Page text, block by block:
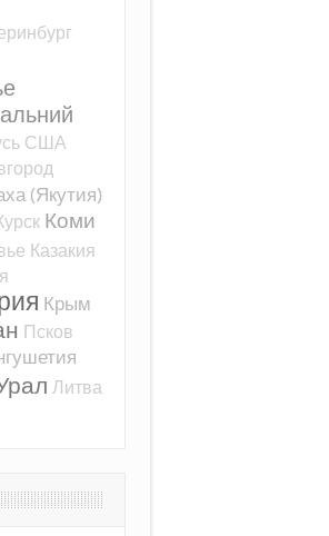
США
(Якутия)
Коми
Казакия
Крым
Псков
Литва